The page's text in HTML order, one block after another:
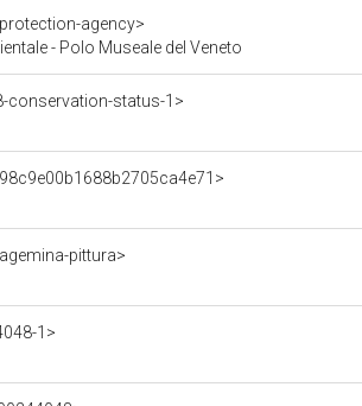
agency>
- Polo Museale del Veneto
status-1>
pittura>
1>